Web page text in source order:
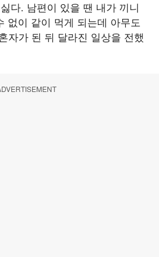
다. 남편이 있을 땐 내가 끼니
없이 같이 먹게 되는데 아무도
자가 된 뒤 달라진 일상을 전했